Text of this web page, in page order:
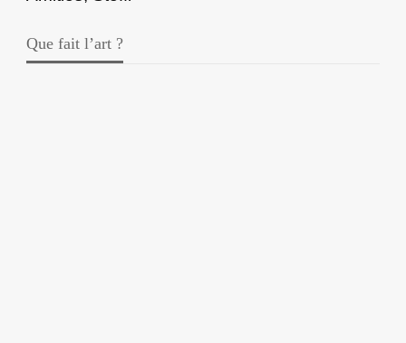
Que fait l’art ?